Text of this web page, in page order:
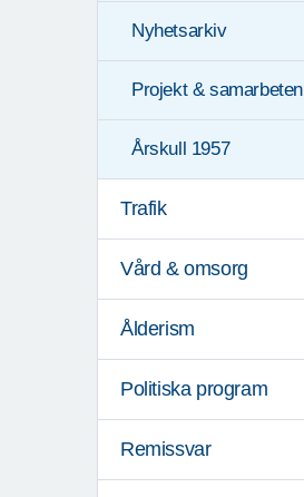
Nyhetsarkiv
Projekt & samarbeten
Årskull 1957
Trafik
Vård & omsorg
Ålderism
Politiska program
Remissvar